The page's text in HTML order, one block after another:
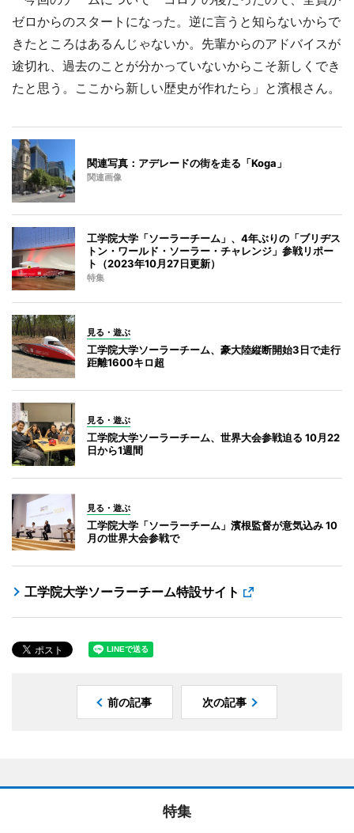
ゼロからのスタートになった。逆に言うと知らないからで
きたところはあるんじゃないか。先輩からのアドバイスが
途切れ、過去のことが分かっていないからこそ新しくでき
たと思う。ここから新しい歴史が作れたら」と濱根さん。
関連写真：アデレードの街を走る「Koga」
関連画像
工学院大学「ソーラーチーム」、4年ぶりの「ブリヂス
トン・ワールド・ソーラー・チャレンジ」参戦リポー
ト（2023年10月27日更新）
特集
見る・遊ぶ
工学院大学ソーラーチーム、豪大陸縦断開始3日で走行
距離1600キロ超
見る・遊ぶ
工学院大学ソーラーチーム、世界大会参戦迫る 10月22
日から1週間
見る・遊ぶ
工学院大学「ソーラーチーム」濱根監督が意気込み 10
月の世界大会参戦で
工学院大学ソーラーチーム特設サイト
前の記事 次の記事
特集